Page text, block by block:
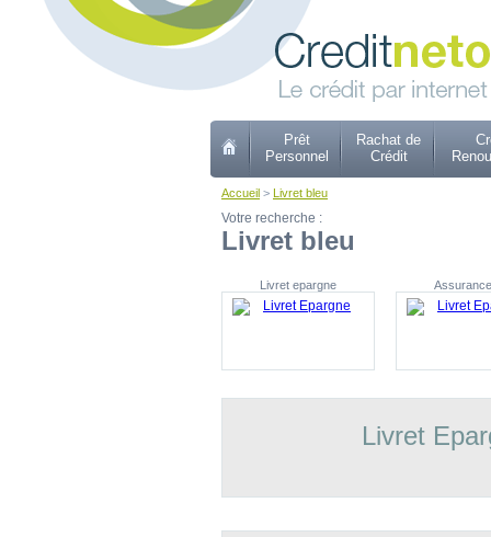
Prêt
Personnel
Rachat de
Crédit
Accueil > Livret bleu
Votre recherche :
Livret bleu
Livret epargne
Livret